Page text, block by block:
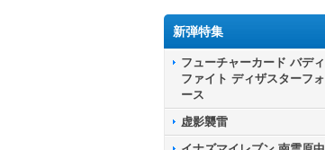
新弾特集
フューチャーカード バディ
ファイト ディザスターフォ
ース
虚影襲雷